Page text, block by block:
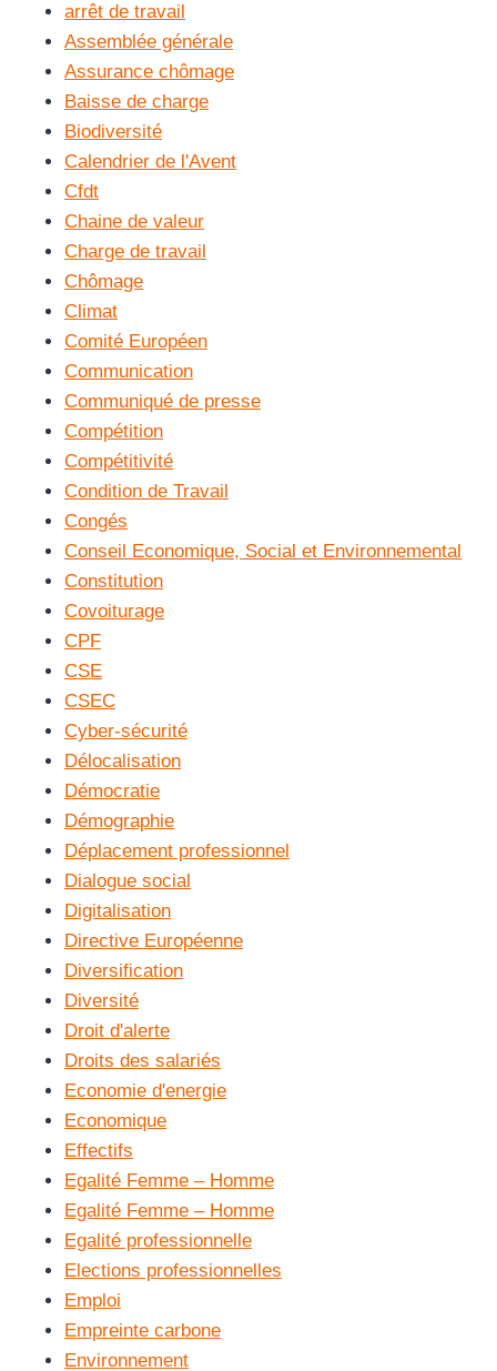
arrêt de travail
Assemblée générale
Assurance chômage
Baisse de charge
Biodiversité
Calendrier de l'Avent
Cfdt
Chaine de valeur
Charge de travail
Chômage
Climat
Comité Européen
Communication
Communiqué de presse
Compétition
Compétitivité
Condition de Travail
Congés
Conseil Economique, Social et Environnemental
Constitution
Covoiturage
CPF
CSE
CSEC
Cyber-sécurité
Délocalisation
Démocratie
Démographie
Déplacement professionnel
Dialogue social
Digitalisation
Directive Européenne
Diversification
Diversité
Droit d'alerte
Droits des salariés
Economie d'energie
Economique
Effectifs
Egalité Femme – Homme
Egalité Femme – Homme
Egalité professionnelle
Elections professionnelles
Emploi
Empreinte carbone
Environnement